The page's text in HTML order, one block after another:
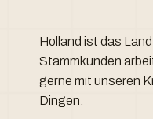
Holland ist das
Stammkunden
gerne mit unseren
Dingen.